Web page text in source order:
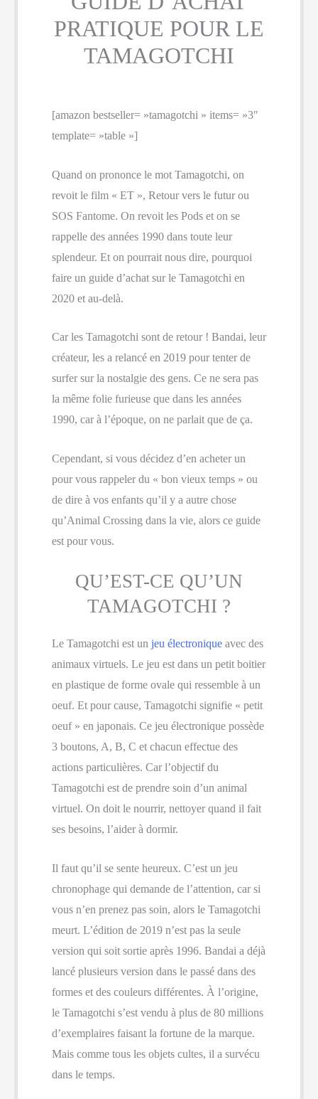
PRATIQUE POUR LE
TAMAGOTCHI
[amazon bestseller= »tamagotchi » items= »3″
template= »table »]
Quand on prononce le mot Tamagotchi, on
revoit le film « ET », Retour vers le futur ou
SOS Fantome. On revoit les Pods et on se
rappelle des années 1990 dans toute leur
splendeur. Et on pourrait nous dire, pourquoi
faire un guide d’achat sur le Tamagotchi en
2020 et au-delà.
Car les Tamagotchi sont de retour ! Bandai, leur
créateur, les a relancé en 2019 pour tenter de
surfer sur la nostalgie des gens. Ce ne sera pas
la même folie furieuse que dans les années
1990, car à l’époque, on ne parlait que de ça.
Cependant, si vous décidez d’en acheter un
pour vous rappeler du « bon vieux temps » ou
de dire à vos enfants qu’il y a autre chose
qu’Animal Crossing dans la vie, alors ce guide
est pour vous.
QU’EST-CE QU’UN
TAMAGOTCHI ?
Le Tamagotchi est un jeu électronique avec des
animaux virtuels. Le jeu est dans un petit boitier
en plastique de forme ovale qui ressemble à un
oeuf. Et pour cause, Tamagotchi signifie « petit
oeuf » en japonais. Ce jeu électronique possède
3 boutons, A, B, C et chacun effectue des
actions particulières. Car l’objectif du
Tamagotchi est de prendre soin d’un animal
virtuel. On doit le nourrir, nettoyer quand il fait
ses besoins, l’aider à dormir.
Il faut qu’il se sente heureux. C’est un jeu
chronophage qui demande de l’attention, car si
vous n’en prenez pas soin, alors le Tamagotchi
meurt. L’édition de 2019 n’est pas la seule
version qui soit sortie après 1996. Bandai a déjà
lancé plusieurs version dans le passé dans des
formes et des couleurs différentes. À l’origine,
le Tamagotchi s’est vendu à plus de 80 millions
d’exemplaires faisant la fortune de la marque.
Mais comme tous les objets cultes, il a survécu
dans le temps.